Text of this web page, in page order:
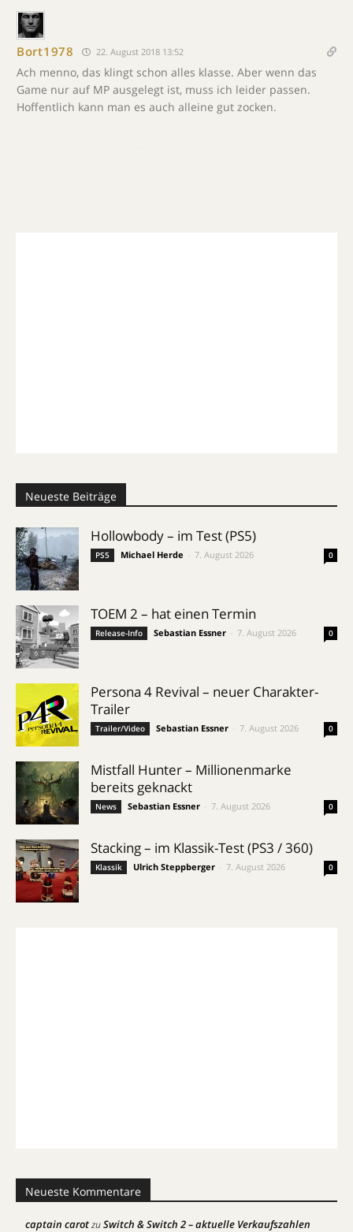
Bort1978 22. August 2018 13:52
Ach menno, das klingt schon alles klasse. Aber wenn das
Game nur auf MP ausgelegt ist, muss ich leider passen.
Hoffentlich kann man es auch alleine gut zocken.
Neueste Beiträge
Hollowbody – im Test (PS5)
PS5 Michael Herde 7. August 2026 0
TOEM 2 – hat einen Termin
Release-Info Sebastian Essner 7. August 2026 0
Persona 4 Revival – neuer Charakter-
Trailer
Trailer/Video Sebastian Essner 7. August 2026 0
Mistfall Hunter – Millionenmarke
bereits geknackt
News Sebastian Essner 7. August 2026 0
Stacking – im Klassik-Test (PS3 / 360)
Klassik Ulrich Steppberger 7. August 2026 0
Neueste Kommentare
captain carotzuSwitch & Switch 2 – aktuelle Verkaufszahlen